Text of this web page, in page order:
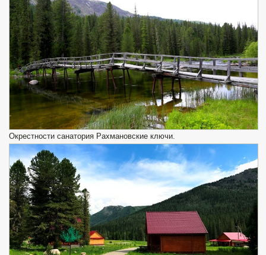
Окрестности санатория Рахмановские ключи.